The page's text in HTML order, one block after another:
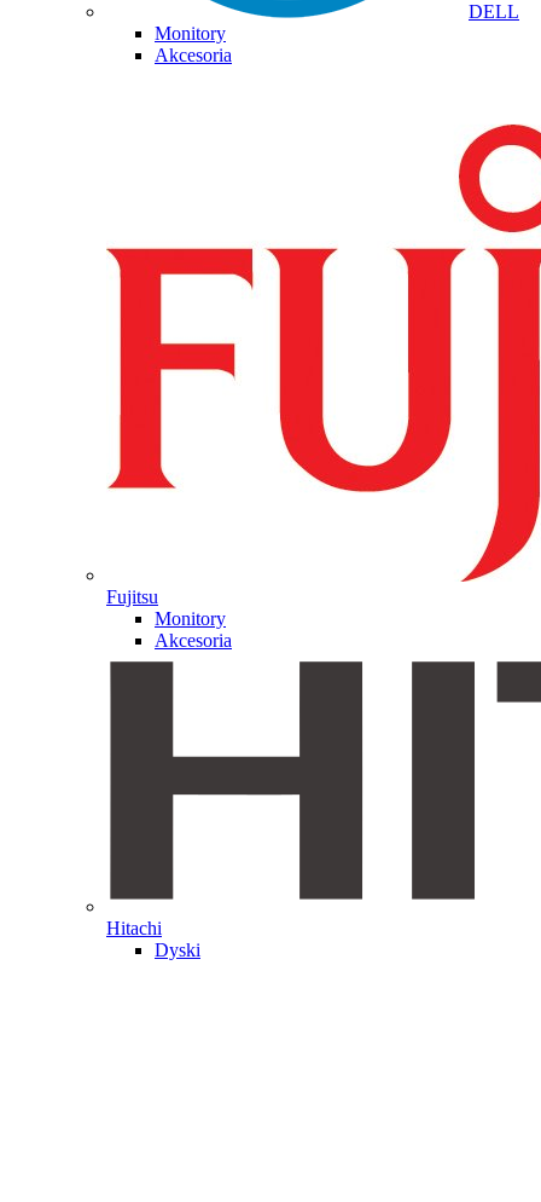
DELL
Monitory
Akcesoria
Fujitsu
Monitory
Akcesoria
Hitachi
Dyski